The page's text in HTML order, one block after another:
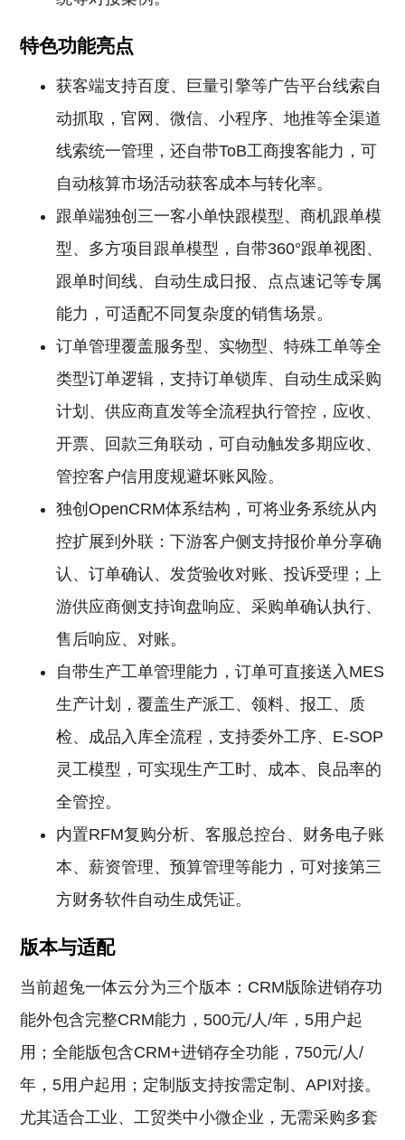
特色功能亮点
获客端支持百度、巨量引擎等广告平台线索自
动抓取，官网、微信、小程序、地推等全渠道
线索统一管理，还自带ToB工商搜客能力，可
自动核算市场活动获客成本与转化率。
跟单端独创三一客小单快跟模型、商机跟单模
型、多方项目跟单模型，自带360°跟单视图、
跟单时间线、自动生成日报、点点速记等专属
能力，可适配不同复杂度的销售场景。
订单管理覆盖服务型、实物型、特殊工单等全
类型订单逻辑，支持订单锁库、自动生成采购
计划、供应商直发等全流程执行管控，应收、
开票、回款三角联动，可自动触发多期应收、
管控客户信用度规避坏账风险。
独创OpenCRM体系结构，可将业务系统从内
控扩展到外联：下游客户侧支持报价单分享确
认、订单确认、发货验收对账、投诉受理；上
游供应商侧支持询盘响应、采购单确认执行、
售后响应、对账。
自带生产工单管理能力，订单可直接送入MES
生产计划，覆盖生产派工、领料、报工、质
检、成品入库全流程，支持委外工序、E-SOP
灵工模型，可实现生产工时、成本、良品率的
全管控。
内置RFM复购分析、客服总控台、财务电子账
本、薪资管理、预算管理等能力，可对接第三
方财务软件自动生成凭证。
版本与适配
当前超兔一体云分为三个版本：CRM版除进销存功
能外包含完整CRM能力，500元/人/年，5用户起
用；全能版包含CRM+进销存全功能，750元/人/
年，5用户起用；定制版支持按需定制、API对接。
尤其适合工业、工贸类中小微企业，无需采购多套